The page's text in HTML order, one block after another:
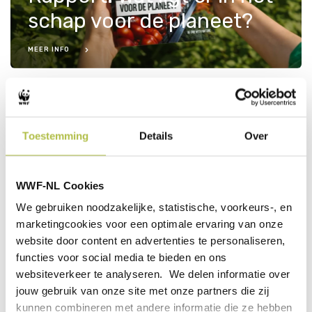
Toestemming Details Over
WWF-NL Cookies
We gebruiken noodzakelijke, statistische, voorkeurs-, en
marketingcookies voor een optimale ervaring van onze
website door content en advertenties te personaliseren,
functies voor social media te bieden en ons
websiteverkeer te analyseren. We delen informatie over
jouw gebruik van onze site met onze partners die zij
kunnen combineren met andere informatie die ze hebben
schap voor de planeet?
MEER INFO
Natuurpositieve
Inspiratiegids: Rijk &
Robuust Voedsel in
MEER INFO
Whitepaper: